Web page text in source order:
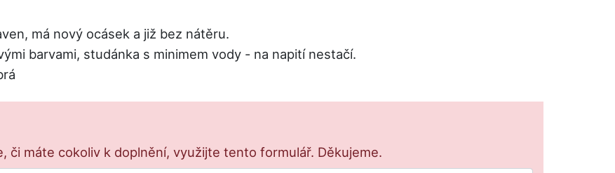
má nový ocásek a již bez nátěru.
barvami, studánka s minimem vody - na napití nestačí.
či máte cokoliv k doplnění, využijte tento formulář. Děkujeme.